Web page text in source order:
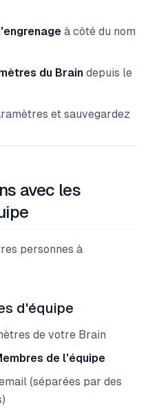
à côté du nom
du Brain depuis le
et sauvegardez
avec les
personnes à
d'équipe
de votre Brain
de l'équipe
(séparées par des